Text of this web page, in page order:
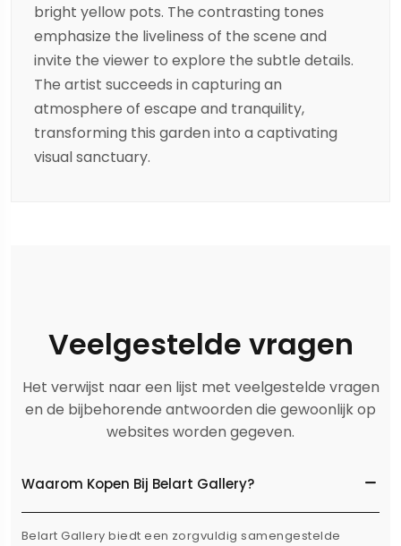
bright yellow pots. The contrasting tones
emphasize the liveliness of the scene and
invite the viewer to explore the subtle details.
The artist succeeds in capturing an
atmosphere of escape and tranquility,
transforming this garden into a captivating
visual sanctuary.
Veelgestelde vragen
Het verwijst naar een lijst met veelgestelde vragen
en de bijbehorende antwoorden die gewoonlijk op
websites worden gegeven.
Waarom Kopen Bij Belart Gallery?
Belart Gallery biedt een zorgvuldig samengestelde